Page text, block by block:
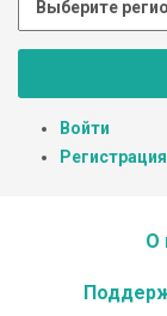
Войти
Регистрация
О